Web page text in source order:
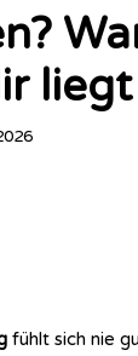
liegt
fühlt sich nie